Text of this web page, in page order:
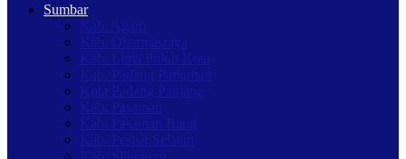
Sumbar
Kab. Agam
Kab. Dharmasraya
Kab. Lima Puluh Kota
Kab. Padang Pariaman
Kota Padang Panjang
Kab. Pasaman
Kab. Pasaman Barat
Kab. Pesisir Selatan
Kab. Sijunjung